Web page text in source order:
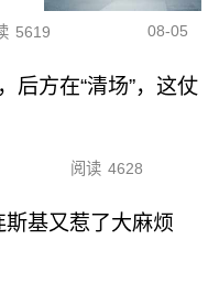
5619 08-05
后方在“清场”，这仗
阅读 4628
基又惹了大麻烦